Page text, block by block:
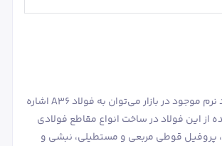
از دیگر انواع فولاد نرم موجود در بازار می‌توان به فولاد A36 اشاره
از این فولاد در ساخت انواع مقاطع فولادی
نظیر تیرآهن H و I، پروفیل قوطی مربعی و مستطیلی، نبشی و